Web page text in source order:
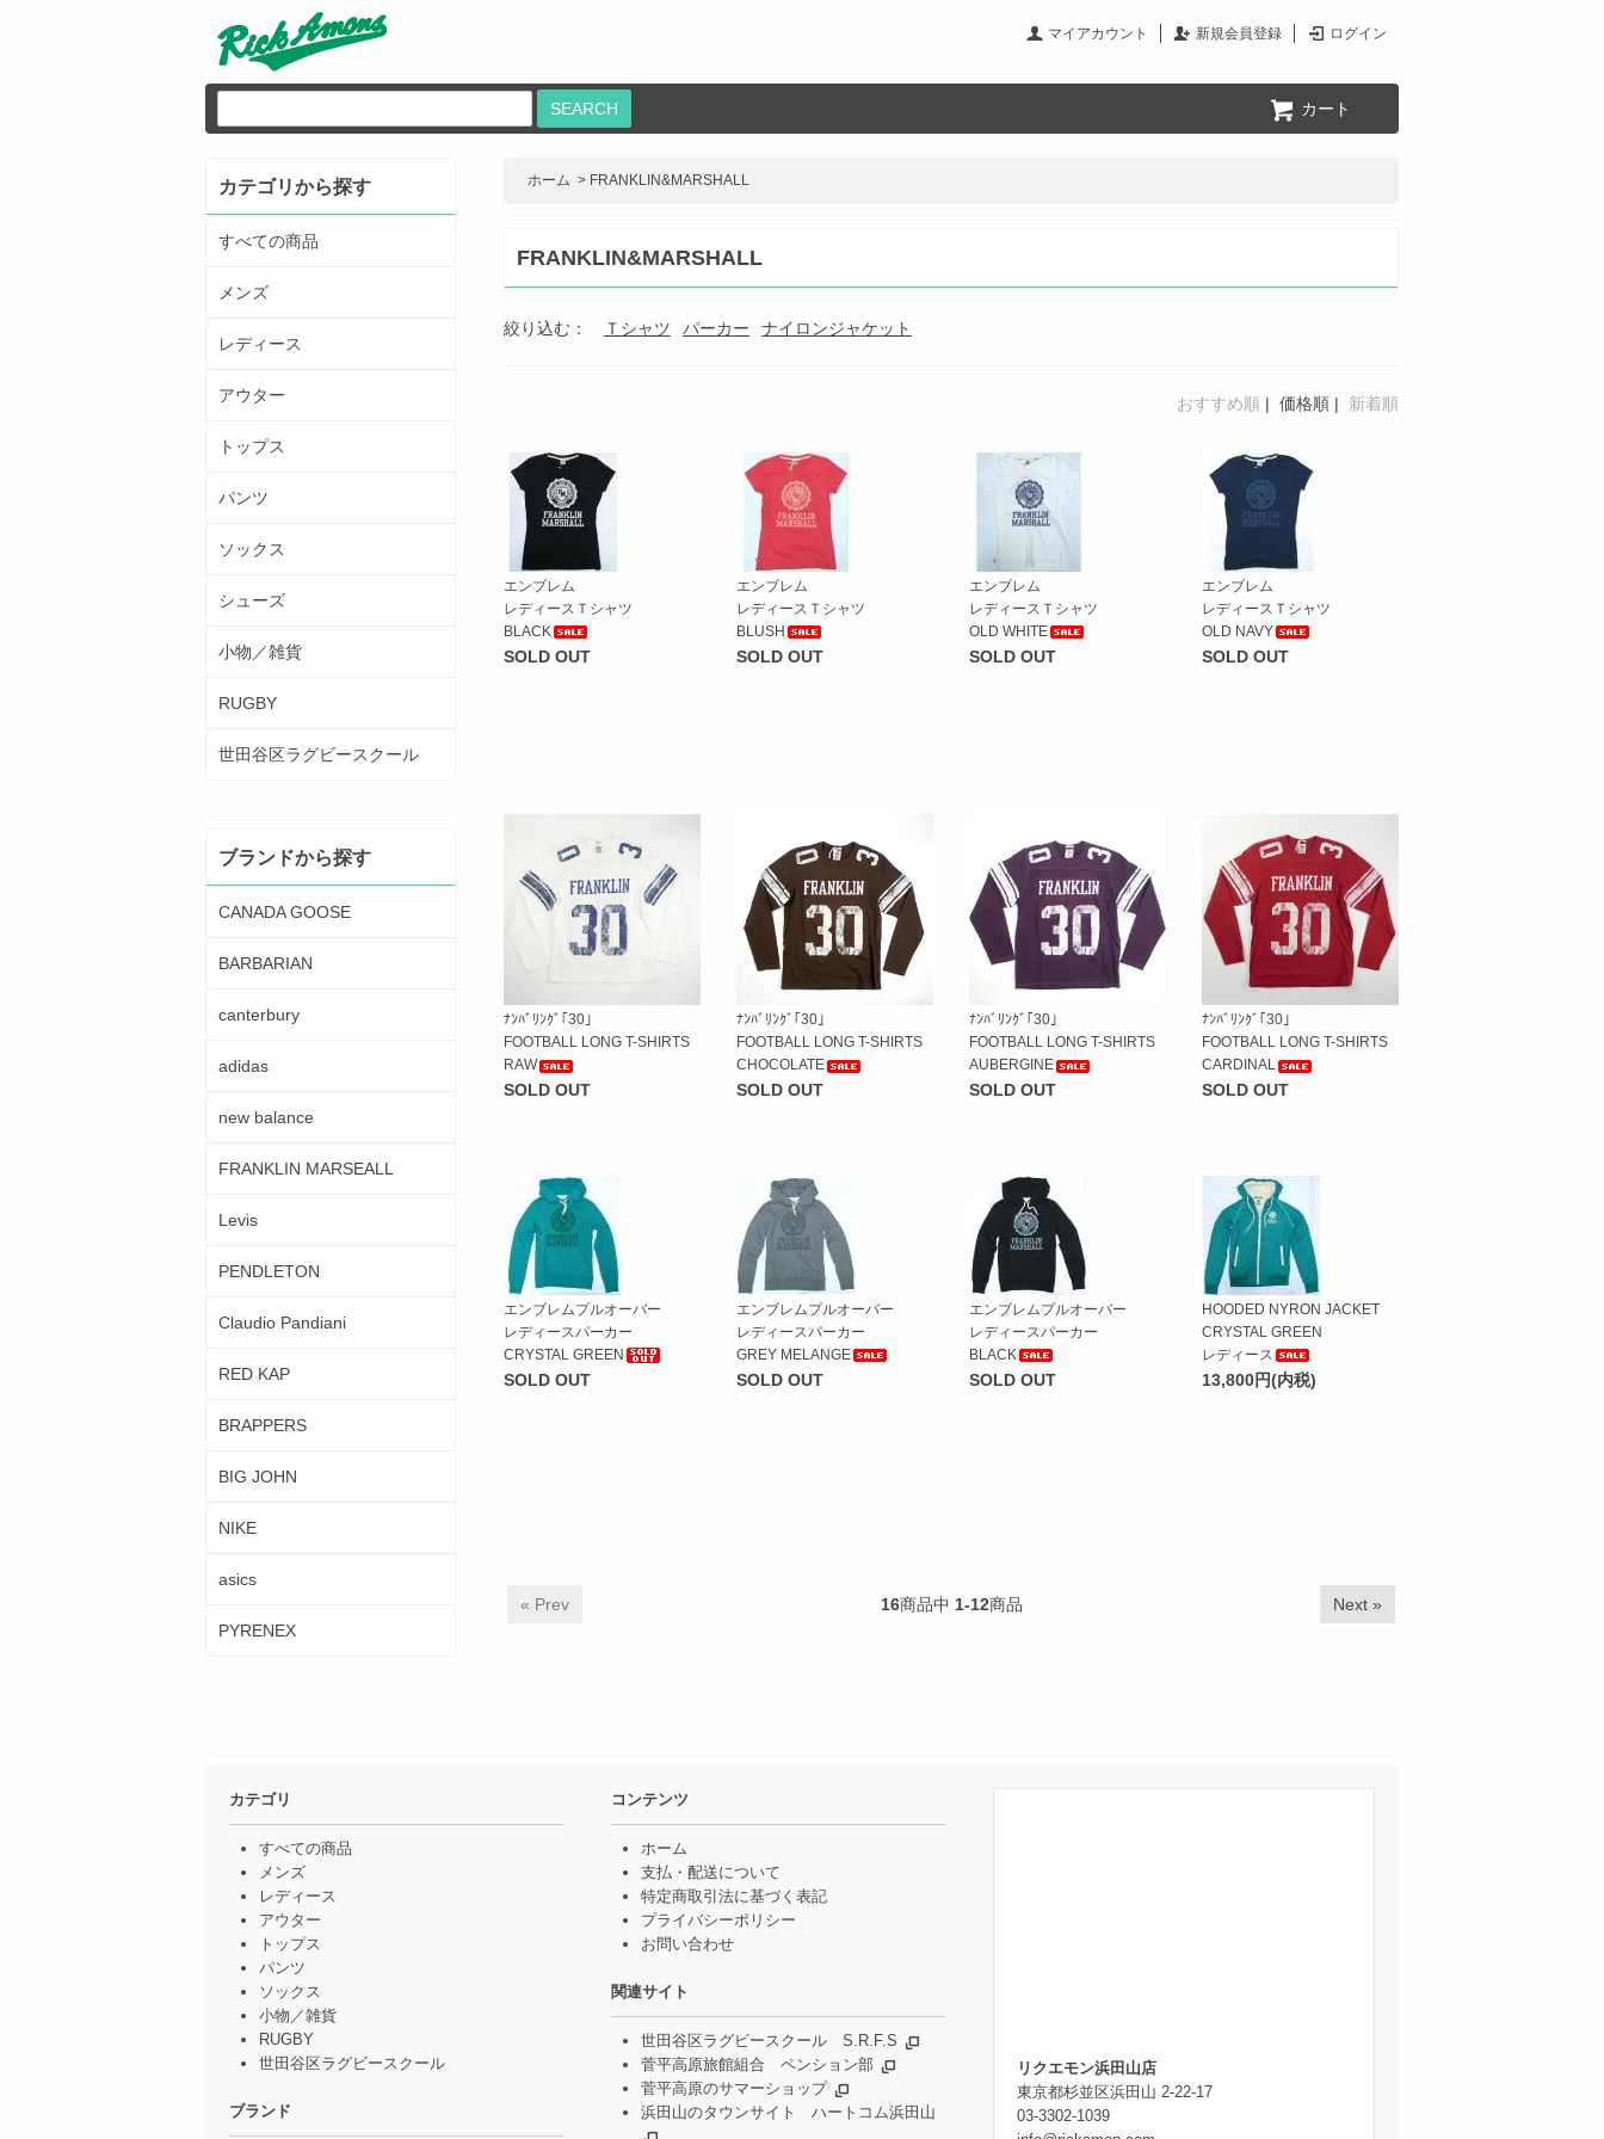
マイアカウント 新規会員登録 ログイン
SEARCH カート
ホーム > FRANKLIN&MARSHALL
FRANKLIN&MARSHALL
絞り込む： Ｔシャツ パーカー ナイロンジャケット
おすすめ順 | 価格順 | 新着順
エンブレム
レディースＴシャツ
BLACK
SOLD OUT
エンブレム
レディースＴシャツ
BLUSH
SOLD OUT
エンブレム
レディースＴシャツ
OLD WHITE
SOLD OUT
エンブレム
レディースＴシャツ
OLD NAVY
SOLD OUT
ﾅﾝﾊﾞﾘﾝｸﾞ｢30｣
FOOTBALL LONG T-SHIRTS
RAW
SOLD OUT
ﾅﾝﾊﾞﾘﾝｸﾞ｢30｣
FOOTBALL LONG T-SHIRTS
CHOCOLATE
SOLD OUT
ﾅﾝﾊﾞﾘﾝｸﾞ｢30｣
FOOTBALL LONG T-SHIRTS
AUBERGINE
SOLD OUT
ﾅﾝﾊﾞﾘﾝｸﾞ｢30｣
FOOTBALL LONG T-SHIRTS
CARDINAL
SOLD OUT
エンブレムプルオーバー
レディースパーカー
CRYSTAL GREEN
SOLD OUT
エンブレムプルオーバー
レディースパーカー
GREY MELANGE
SOLD OUT
エンブレムプルオーバー
レディースパーカー
BLACK
SOLD OUT
HOODED NYRON JACKET
CRYSTAL GREEN
レディース
13,800円(内税)
« Prev Next »
16商品中 1-12商品
カテゴリから探す
すべての商品
メンズ
レディース
アウター
トップス
パンツ
ソックス
シューズ
小物／雑貨
RUGBY
世田谷区ラグビースクール
ブランドから探す
CANADA GOOSE
BARBARIAN
canterbury
adidas
new balance
FRANKLIN MARSEALL
Levis
PENDLETON
Claudio Pandiani
RED KAP
BRAPPERS
BIG JOHN
NIKE
asics
PYRENEX
カテゴリ
すべての商品
メンズ
レディース
アウター
トップス
パンツ
ソックス
小物／雑貨
RUGBY
世田谷区ラグビースクール
ブランド
コンテンツ
ホーム
支払・配送について
特定商取引法に基づく表記
プライバシーポリシー
お問い合わせ
関連サイト
世田谷区ラグビースクール S.R.F.S
菅平高原旅館組合 ペンション部
菅平高原のサマーショップ
浜田山のタウンサイト ハートコム浜田山
リクエモン浜田山店
東京都杉並区浜田山 2-22-17
03-3302-1039